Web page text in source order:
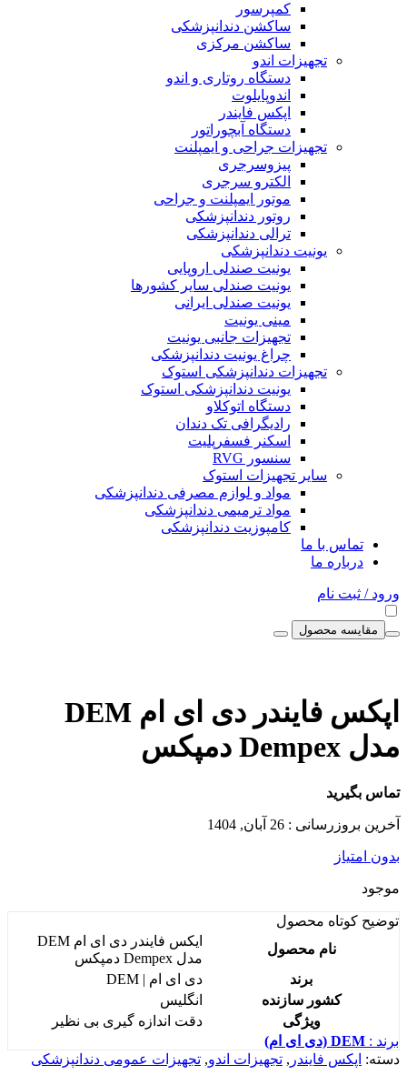
کمپرسور
ساکشن دندانپزشکی
ساکشن مرکزی
تجهیزات اندو
دستگاه روتاری و اندو
اندوپایلوت
اپکس فایندر
دستگاه آبچوراتور
تجهیزات جراحی و ایمپلنت
پیزوسرجری
الکترو سرجری
موتور ایمپلنت و جراحی
روتور دندانپزشکی
ترالی دندانپزشکی
یونیت دندانپزشکی
یونیت صندلی اروپایی
یونیت صندلی سایر کشورها
یونیت صندلی ایرانی
مینی یونیت
تجهیزات جانبی یونیت
چراغ یونیت دندانپزشکی
تجهیزات دندانپزشکی استوک
یونیت دندانپزشکی استوک
دستگاه اتوکلاو
رادیگرافی تک دندان
اسکنر فسفرپلیت
سنسور RVG
سایر تجهیزات استوک
مواد و لوازم مصرفی دندانپزشکی
مواد ترمیمی دندانپزشکی
کامپوزیت دندانپزشکی
تماس با ما
درباره ما
ورود / ثبت نام
مقایسه محصول
اپکس فایندر دی ای ام DEM
مدل Dempex دمپکس
تماس بگیرید
آخرین بروزرسانی : 26 آبان, 1404
بدون امتیاز
موجود
توضیح کوتاه محصول
نام محصول
ایکس فایندر دی ای ام DEM
مدل Dempex دمپکس
برند
دی ای ام | DEM
کشور سازنده
انگلیس
ویژگی
دقت اندازه گیری بی نظیر
برند : DEM (دی ای ام)
دسته: اپکس فایندر , تجهیزات اندو, تجهیزات عمومی دندانپزشکی